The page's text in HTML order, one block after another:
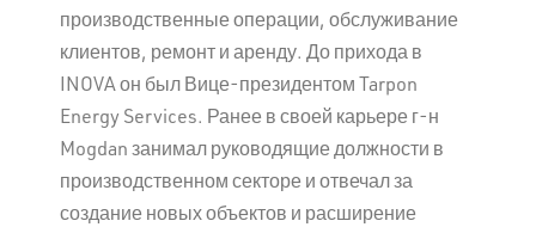
производственные операции, обслуживание
клиентов, ремонт и аренду. До прихода в
INOVA он был Вице-президентом Tarpon
Energy Services. Ранее в своей карьере г-н
Mogdan занимал руководящие должности в
производственном секторе и отвечал за
создание новых объектов и расширение